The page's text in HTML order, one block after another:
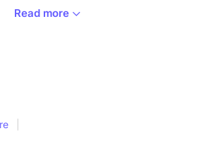
offre une ambiance unique,
Read more